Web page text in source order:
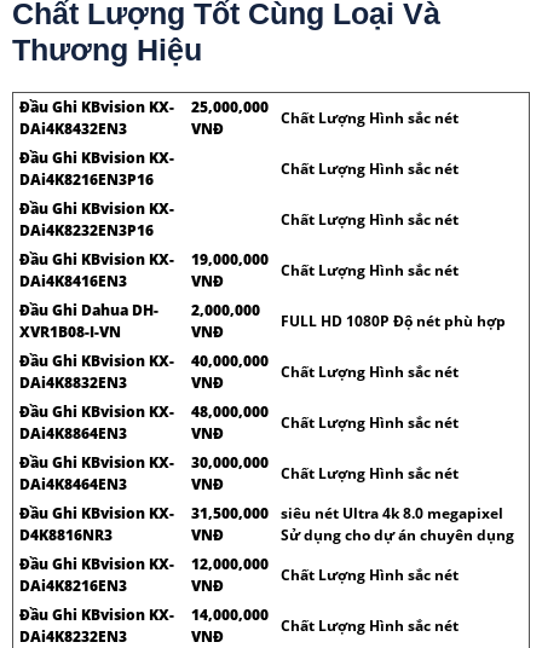
Chất Lượng Tốt Cùng Loại Và
Thương Hiệu
Đầu Ghi KBvision KX-
DAi4K8432EN3
25,000,000
VNĐ
Chất Lượng Hình sắc nét
Đầu Ghi KBvision KX-
DAi4K8216EN3P16
Chất Lượng Hình sắc nét
Đầu Ghi KBvision KX-
DAi4K8232EN3P16
Chất Lượng Hình sắc nét
Đầu Ghi KBvision KX-
DAi4K8416EN3
19,000,000
VNĐ
Chất Lượng Hình sắc nét
Đầu Ghi Dahua DH-
XVR1B08-I-VN
2,000,000
VNĐ
FULL HD 1080P Độ nét phù hợp
Đầu Ghi KBvision KX-
DAi4K8832EN3
40,000,000
VNĐ
Chất Lượng Hình sắc nét
Đầu Ghi KBvision KX-
DAi4K8864EN3
48,000,000
VNĐ
Chất Lượng Hình sắc nét
Đầu Ghi KBvision KX-
DAi4K8464EN3
30,000,000
VNĐ
Chất Lượng Hình sắc nét
Đầu Ghi KBvision KX-
D4K8816NR3
31,500,000
VNĐ
siêu nét Ultra 4k 8.0 megapixel
Sử dụng cho dự án chuyên dụng
Đầu Ghi KBvision KX-
DAi4K8216EN3
12,000,000
VNĐ
Chất Lượng Hình sắc nét
Đầu Ghi KBvision KX-
DAi4K8232EN3
14,000,000
VNĐ
Chất Lượng Hình sắc nét